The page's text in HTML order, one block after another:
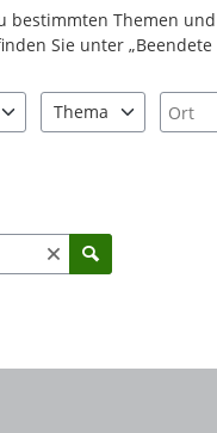
bestimmten Themen
Sie unter „Beendete
Thema
Ort